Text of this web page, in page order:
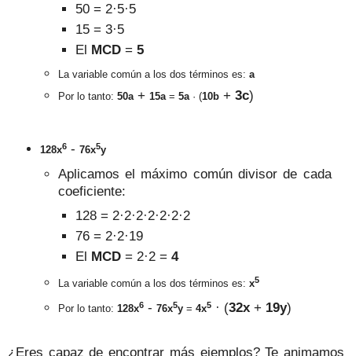
50 = 2·5·5
15 = 3·5
El MCD = 5
La variable común a los dos términos es: a
Por lo tanto: 50a + 15a= 5a· (10b + 3c)
128x6 - 76x5y
Aplicamos el máximo común divisor de cada
coeficiente:
128 = 2·2·2·2·2·2·2
76 = 2·2·19
El MCD = 2·2 = 4
La variable común a los dos términos es: x5
Por lo tanto: 128x6 - 76x5y= 4x5 · (32x + 19y)
¿Eres capaz de encontrar más ejemplos? Te animamos